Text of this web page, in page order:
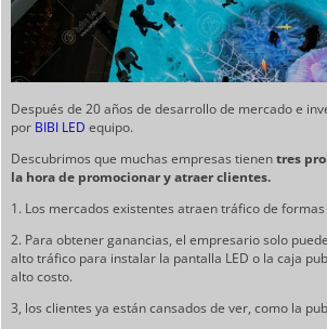
Después de 20 años de desarrollo de mercado e
por BIBI LED equipo.
Descubrimos que muchas empresas tienentres
la hora de promocionar y atraer clientes.
1. Los mercados existentes atraen tráfico de
2. Para obtener ganancias, el empresario solo
alto tráfico para instalar la pantalla LED o la caja
alto costo.
3, los clientes ya están cansados de ver, como la